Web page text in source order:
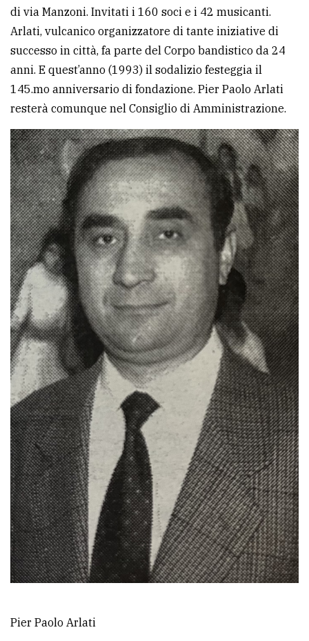
di via Manzoni. Invitati i 160 soci e i 42 musicanti.
Arlati, vulcanico organizzatore di tante iniziative di
successo in città, fa parte del Corpo bandistico da 24
anni. E quest’anno (1993) il sodalizio festeggia il
145.mo anniversario di fondazione. Pier Paolo Arlati
resterà comunque nel Consiglio di Amministrazione.
Pier Paolo Arlati